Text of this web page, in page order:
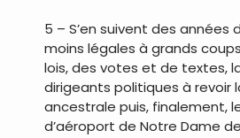
5 – S’en suivent des années
moins légales à grands
lois, des votes et de textes,
dirigeants politiques à revoir
ancestrale puis, finalement,
d’aéroport de Notre Dame